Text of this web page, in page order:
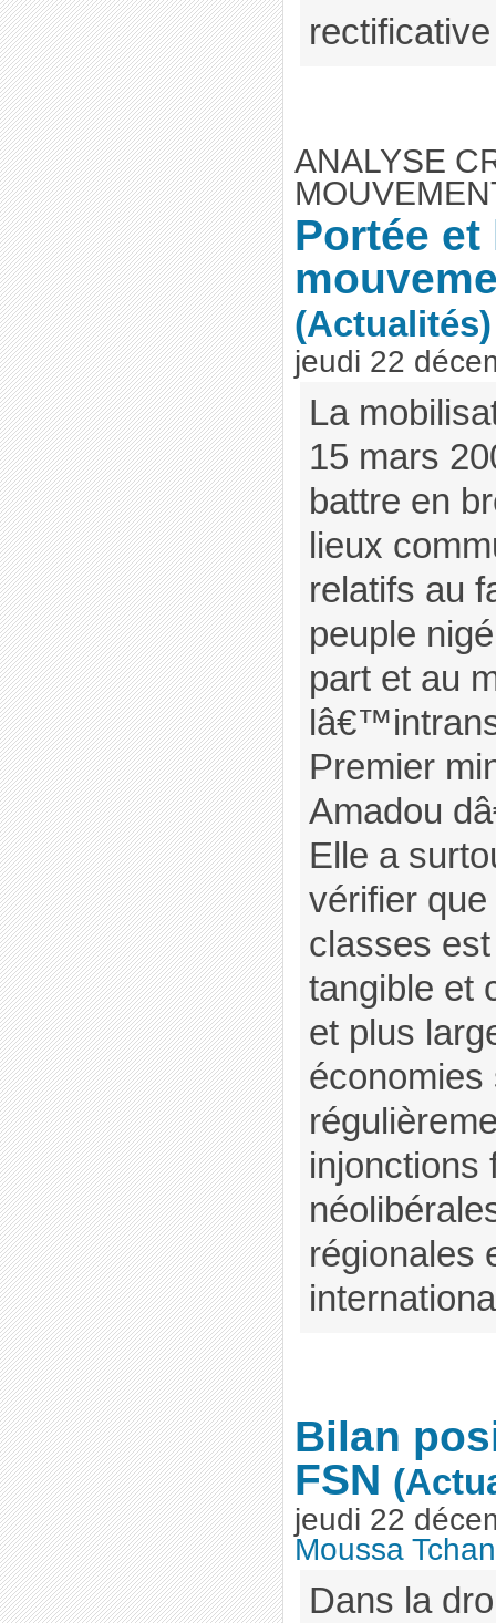
ANALYSE
Portée
(Actualités)
jeudi 22
La
15 mars
battre en
lieux
relatifs au
peuple
part et au
Premier
Amadou
Elle a
vérifier
classes
tangible et
et plus
économies
injonctions
régionales
Bilan
FSN
jeudi 22
Moussa
Dans la